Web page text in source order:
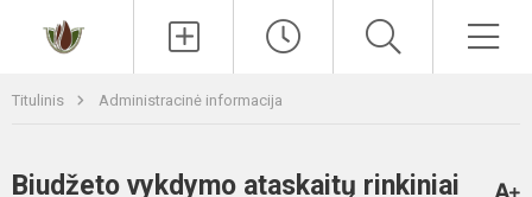
Titulinis Administracinė informacija
Biudžeto vykdymo ataskaitų rinkiniai